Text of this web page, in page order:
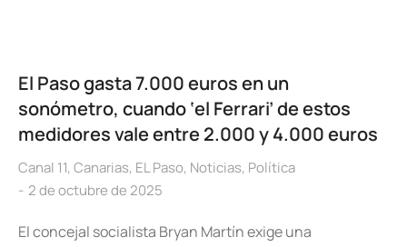
El Paso gasta 7.000 euros en un
sonómetro, cuando ‘el Ferrari’ de estos
medidores vale entre 2.000 y 4.000 euros
Canal 11, Canarias, EL Paso, Noticias, Política
2 de octubre de 2025
El concejal socialista Bryan Martín exige una